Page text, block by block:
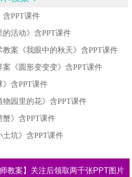
PPT课件
活动》含PPT课件
案《我眼中的秋天》含PPT课件
《圆形变变变》含PPT课件
含PPT课件
园里的花》含PPT课件
》含PPT课件
坑》含PPT课件
教案】关注后领取两千张PPT图片